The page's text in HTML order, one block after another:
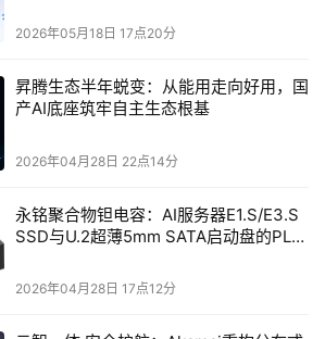
2026年05月18日 17点20分
昇腾生态半年蜕变：从能用走向好用，国
产AI底座筑牢自主生态根基
2026年04月28日 22点14分
永铭聚合物钽电容：AI服务器E1.S/E3.S
SSD与U.2超薄5mm SATA启动盘的PLP
2026年04月28日 17点12分